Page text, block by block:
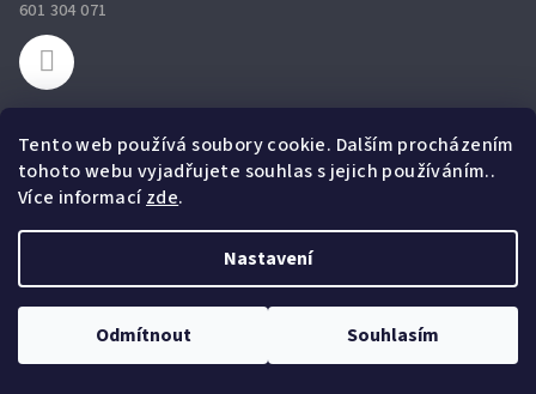
Tento web používá soubory cookie. Dalším procházením
tohoto webu vyjadřujete souhlas s jejich používáním..
Více informacízde.
Nastavení
Odmítnout Souhlasím
601 304 071
O nás
Zabýváme se velkoobchodním prodejem náhradních dílů pro
bagry, nakladače, dozery, grejdry, minibagry, drtiče
zároveň provádíme jejich servis.Nabízímezuby,břity,filtry,
podvozkové dílya ostatní náhradní díly.